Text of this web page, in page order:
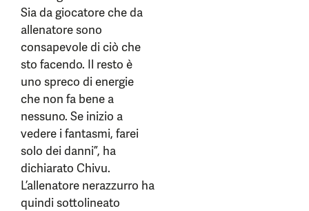
Sia da giocatore che da
allenatore sono
consapevole di ciò che
sto facendo. Il resto è
uno spreco di energie
che non fa bene a
nessuno. Se inizio a
vedere i fantasmi, farei
solo dei danni”, ha
dichiarato Chivu.
L’allenatore nerazzurro ha
quindi sottolineato